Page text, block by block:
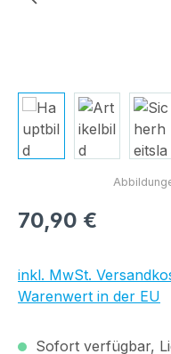
Regulärer Preis:
70,90 €
inkl. MwSt.
Warenwert in der EU
Sofort verfügbar,